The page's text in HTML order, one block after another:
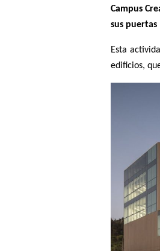
Campus
sus puertas
Esta
edificios,